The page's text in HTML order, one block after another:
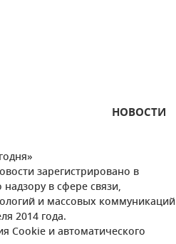
НОВОСТИ
зарегистрировано в
в сфере связи,
и массовых коммуникаций
2014 года.
Cookie и автоматического